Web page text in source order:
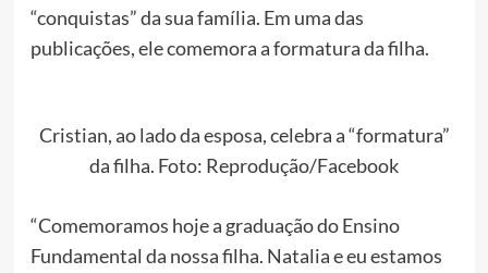
“conquistas” da sua família. Em uma das
publicações, ele comemora a formatura da filha.
Cristian, ao lado da esposa, celebra a “formatura”
da filha. Foto: Reprodução/Facebook
“Comemoramos hoje a graduação do Ensino
Fundamental da nossa filha. Natalia e eu estamos